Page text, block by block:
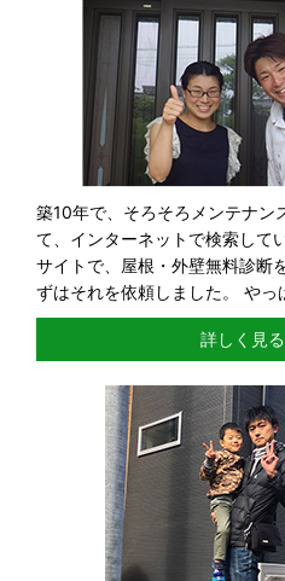
築10年で、そろそろメンテナン
て、インターネットで検索して
サイトで、屋根・外壁無料診断
ずはそれを依頼しました。 やっ
詳しく見